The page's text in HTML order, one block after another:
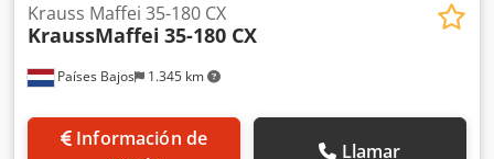
Países Bajos 1.345 km
Krauss Maffei 35-180 CX
KraussMaffei 35-180 CX
Información de
Llamar